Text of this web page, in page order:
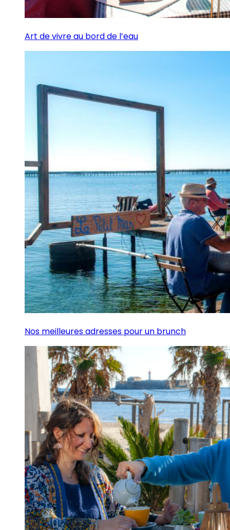
Art de vivre au bord de l’eau
Nos meilleures adresses pour un brunch